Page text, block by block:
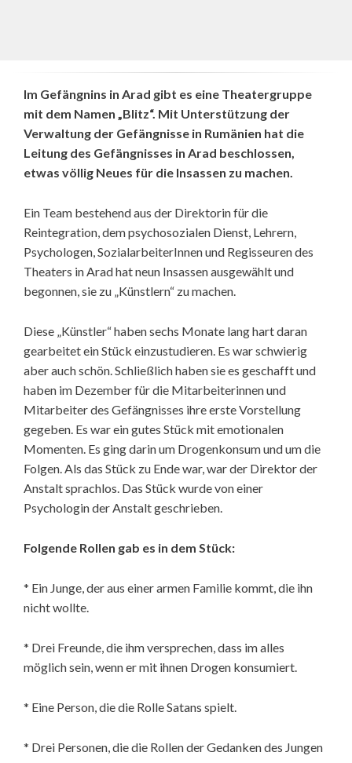
Im Gefängnins in Arad gibt es eine Theatergruppe
mit dem Namen „Blitz“. Mit Unterstützung der
Verwaltung der Gefängnisse in Rumänien hat die
Leitung des Gefängnisses in Arad beschlossen,
etwas völlig Neues für die Insassen zu machen.
Ein Team bestehend aus der Direktorin für die
Reintegration, dem psychosozialen Dienst, Lehrern,
Psychologen, SozialarbeiterInnen und Regisseuren des
Theaters in Arad hat neun Insassen ausgewählt und
begonnen, sie zu „Künstlern“ zu machen.
Diese „Künstler“ haben sechs Monate lang hart daran
gearbeitet ein Stück einzustudieren. Es war schwierig
aber auch schön. Schließlich haben sie es geschafft und
haben im Dezember für die Mitarbeiterinnen und
Mitarbeiter des Gefängnisses ihre erste Vorstellung
gegeben. Es war ein gutes Stück mit emotionalen
Momenten. Es ging darin um Drogenkonsum und um die
Folgen. Als das Stück zu Ende war, war der Direktor der
Anstalt sprachlos. Das Stück wurde von einer
Psychologin der Anstalt geschrieben.
Folgende Rollen gab es in dem Stück:
* Ein Junge, der aus einer armen Familie kommt, die ihn
nicht wollte.
* Drei Freunde, die ihm versprechen, dass im alles
möglich sein, wenn er mit ihnen Drogen konsumiert.
* Eine Person, die die Rolle Satans spielt.
* Drei Personen, die die Rollen der Gedanken des Jungen